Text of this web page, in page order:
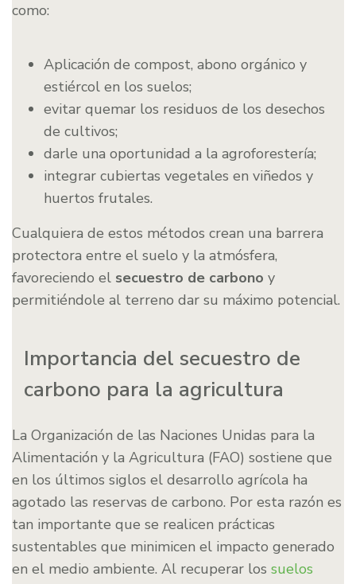
como:
Aplicación de compost, abono orgánico y
estiércol en los suelos;
evitar quemar los residuos de los desechos
de cultivos;
darle una oportunidad a la agroforestería;
integrar cubiertas vegetales en viñedos y
huertos frutales.
Cualquiera de estos métodos crean una barrera
protectora entre el suelo y la atmósfera,
favoreciendo el secuestro de carbono y
permitiéndole al terreno dar su máximo potencial.
Importancia del secuestro de
carbono para la agricultura
La Organización de las Naciones Unidas para la
Alimentación y la Agricultura (FAO) sostiene que
en los últimos siglos el desarrollo agrícola ha
agotado las reservas de carbono. Por esta razón es
tan importante que se realicen prácticas
sustentables que minimicen el impacto generado
en el medio ambiente. Al recuperar los suelos